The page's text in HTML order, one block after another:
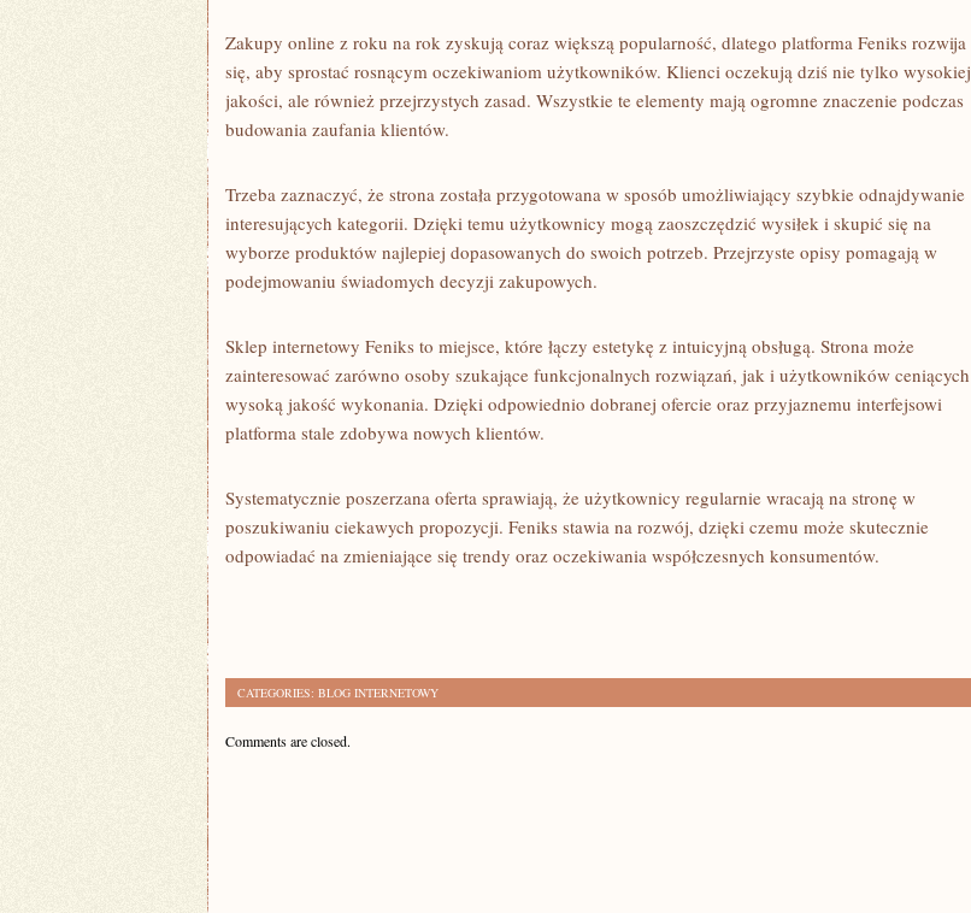
Zakupy online z roku na rok zyskują coraz większą popularność, dlatego platforma Feniks rozwija
się, aby sprostać rosnącym oczekiwaniom użytkowników. Klienci oczekują dziś nie tylko wysokiej
jakości, ale również przejrzystych zasad. Wszystkie te elementy mają ogromne znaczenie podczas
budowania zaufania klientów.
Trzeba zaznaczyć, że strona została przygotowana w sposób umożliwiający szybkie odnajdywanie
interesujących kategorii. Dzięki temu użytkownicy mogą zaoszczędzić wysiłek i skupić się na
wyborze produktów najlepiej dopasowanych do swoich potrzeb. Przejrzyste opisy pomagają w
podejmowaniu świadomych decyzji zakupowych.
Sklep internetowy Feniks to miejsce, które łączy estetykę z intuicyjną obsługą. Strona może
zainteresować zarówno osoby szukające funkcjonalnych rozwiązań, jak i użytkowników ceniących
wysoką jakość wykonania. Dzięki odpowiednio dobranej ofercie oraz przyjaznemu interfejsowi
platforma stale zdobywa nowych klientów.
Systematycznie poszerzana oferta sprawiają, że użytkownicy regularnie wracają na stronę w
poszukiwaniu ciekawych propozycji. Feniks stawia na rozwój, dzięki czemu może skutecznie
odpowiadać na zmieniające się trendy oraz oczekiwania współczesnych konsumentów.
CATEGORIES: BLOG INTERNETOWY
Comments are closed.